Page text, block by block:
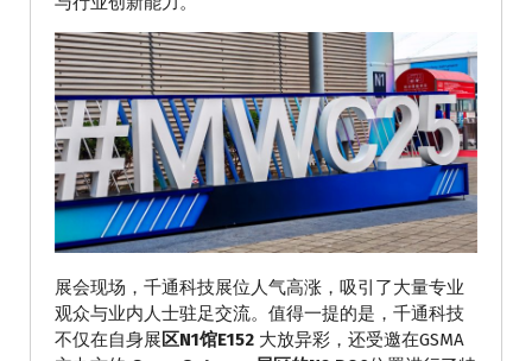
展会现场，千通科技展位人气高涨，吸引了大量专业
观众与业内人士驻足交流。值得一提的是，千通科技
不仅在自身展区N1馆E152 大放异彩，还受邀在GSMA